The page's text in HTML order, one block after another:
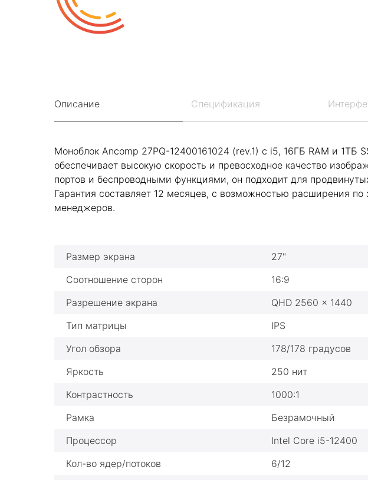
Описание Спецификация
Моноблок Ancomp 27PQ-12400161024 (rev.1) с i5, 16ГБ RAM и 1ТБ
обеспечивает высокую скорость и превосходное качество
портов и беспроводными функциями, он подходит для
Гарантия составляет 12 месяцев, с возможностью расширения по
менеджеров.
Размер экрана
27"
Соотношение сторон
16:9
Разрешение экрана
QHD 2560 × 1440
Тип матрицы
IPS
Угол обзора
178/178 градусов
Яркость
250 нит
Контрастность
1000:1
Рамка
Безрамочный
Процессор
Intel Core i5-12400
Кол-во ядер/потоков
6/12